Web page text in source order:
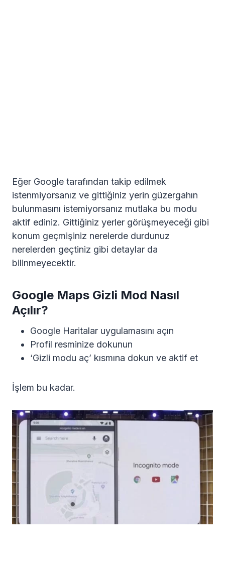
Eğer Google tarafından takip edilmek
istenmiyorsanız ve gittiğiniz yerin güzergahın
bulunmasını istemiyorsanız mutlaka bu modu
aktif ediniz. Gittiğiniz yerler görüşmeyeceği gibi
konum geçmişiniz nerelerde durdunuz
nerelerden geçtiniz gibi detaylar da
bilinmeyecektir.
Google Maps Gizli Mod Nasıl
Açılır?
Google Haritalar uygulamasını açın
Profil resminize dokunun
‘Gizli modu aç’ kısmına dokun ve aktif et
İşlem bu kadar.